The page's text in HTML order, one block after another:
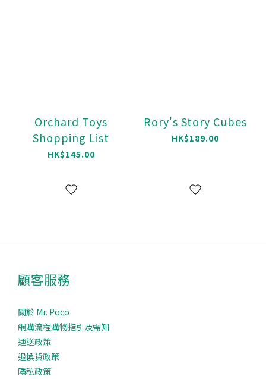
Orchard Toys
Shopping List
HK$145.00
Rory's Story Cubes
HK$189.00
顧客服務
關於 Mr. Poco
網購流程購物指引及需知
運送政策
退換貨政策
隱私政策